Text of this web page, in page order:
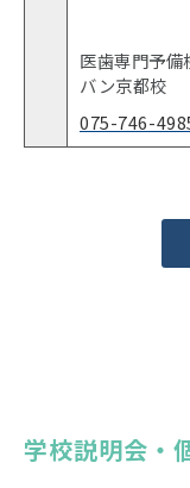
医歯専門予
バン京都校
075-746-
学校説明会・